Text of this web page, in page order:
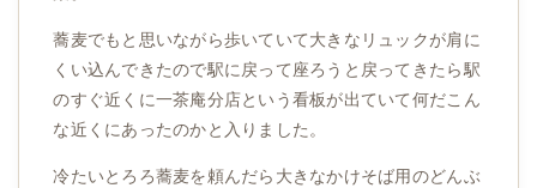
蕎麦でもと思いながら歩いていて大きなリュックが肩に
くい込んできたので駅に戻って座ろうと戻ってきたら駅
のすぐ近くに一茶庵分店という看板が出ていて何だこん
な近くにあったのかと入りました。
冷たいとろろ蕎麦を頼んだら大きなかけそば用のどんぶ